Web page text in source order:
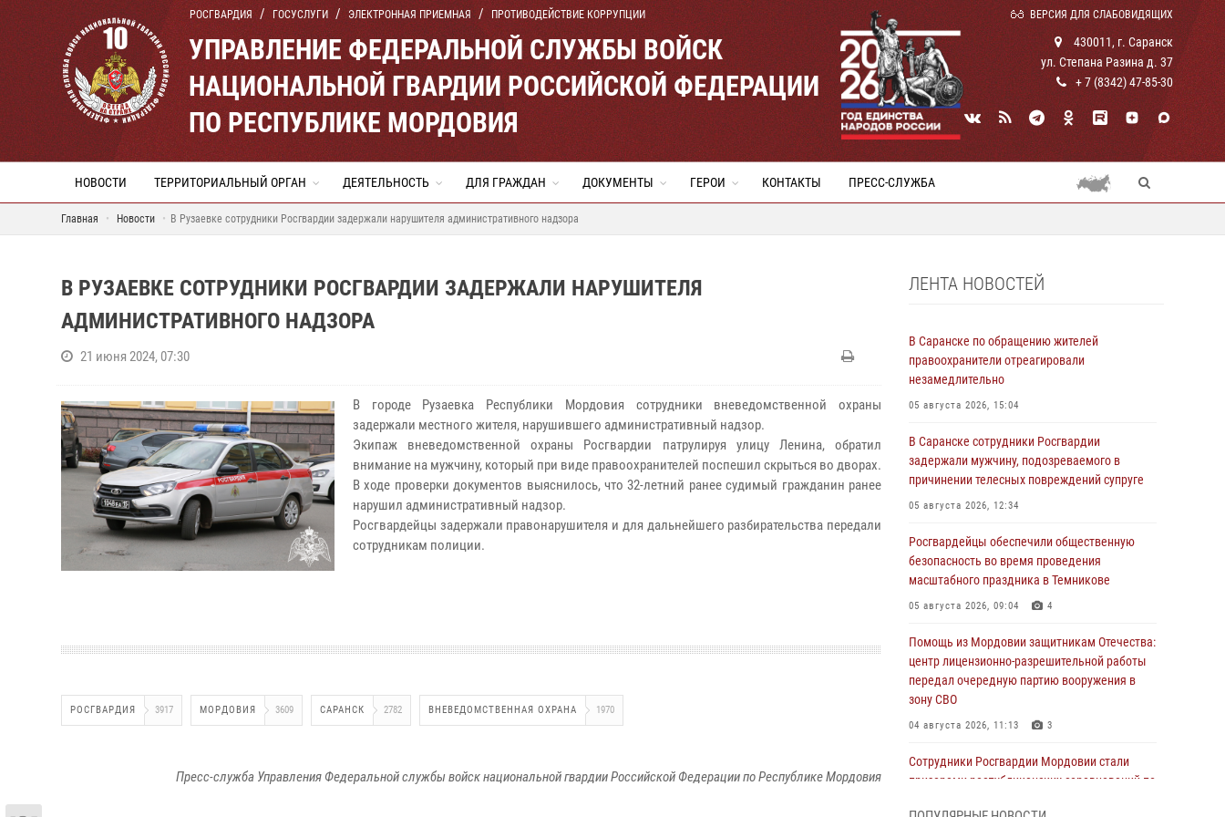
РОСГВАРДИЯ ГОСУСЛУГИ ЭЛЕКТРОННАЯ ПРИЕМНАЯ ПРОТИВОДЕЙСТВИЕ КОРРУПЦИИ ВЕРСИЯ ДЛЯ СЛАБОВИДЯЩИХ
УПРАВЛЕНИЕ ФЕДЕРАЛЬНОЙ СЛУЖБЫ ВОЙСК
НАЦИОНАЛЬНОЙ ГВАРДИИ РОССИЙСКОЙ ФЕДЕРАЦИИ
ПО РЕСПУБЛИКЕ МОРДОВИЯ
430011, г. Саранск
ул. Степана Разина д. 37
+ 7 (8342) 47-85-30
НОВОСТИ ТЕРРИТОРИАЛЬНЫЙ ОРГАН ДЕЯТЕЛЬНОСТЬ ДЛЯ ГРАЖДАН ДОКУМЕНТЫ ГЕРОИ КОНТАКТЫ ПРЕСС-СЛУЖБА
Главная Новости В Рузаевке сотрудники Росгвардии задержали нарушителя административного надзора
В РУЗАЕВКЕ СОТРУДНИКИ РОСГВАРДИИ ЗАДЕРЖАЛИ НАРУШИТЕЛЯ
АДМИНИСТРАТИВНОГО НАДЗОРА
21 июня 2024, 07:30
В городе Рузаевка Республики Мордовия сотрудники вневедомственной охраны
задержали местного жителя, нарушившего административный надзор.
Экипаж вневедомственной охраны Росгвардии патрулируя улицу Ленина, обратил
внимание на мужчину, который при виде правоохранителей поспешил скрыться во дворах.
В ходе проверки документов выяснилось, что 32-летний ранее судимый гражданин ранее
нарушил административный надзор.
Росгвардейцы задержали правонарушителя и для дальнейшего разбирательства передали
сотрудникам полиции.
РОСГВАРДИЯ 3917 МОРДОВИЯ 3609 САРАНСК 2782 ВНЕВЕДОМСТВЕННАЯ ОХРАНА 1970
Пресс-служба Управления Федеральной службы войск национальной гвардии Российской Федерации по Республике Мордовия
ЛЕНТА НОВОСТЕЙ
В Саранске по обращению жителей
правоохранители отреагировали
незамедлительно
05 августа 2026, 15:04
В Саранске сотрудники Росгвардии
задержали мужчину, подозреваемого в
причинении телесных повреждений супруге
05 августа 2026, 12:34
Росгвардейцы обеспечили общественную
безопасность во время проведения
масштабного праздника в Темникове
05 августа 2026, 09:04 4
Помощь из Мордовии защитникам Отечества:
центр лицензионно-разрешительной работы
передал очередную партию вооружения в
зону СВО
04 августа 2026, 11:13 3
Сотрудники Росгвардии Мордовии стали
призерами республиканских соревнований по